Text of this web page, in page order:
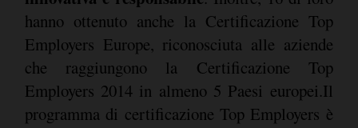
hanno ottenuto anche la Certificazione Top
Employers Europe, riconosciuta alle aziende
che raggiungono la Certificazione Top
Employers 2014 in almeno 5 Paesi europei.Il
programma di certificazione Top Employers è